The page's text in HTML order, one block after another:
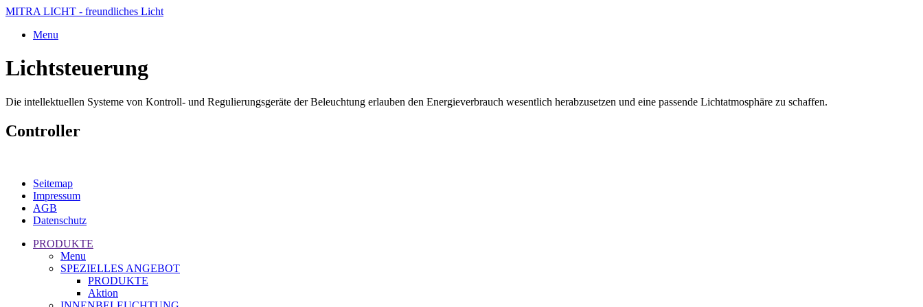
MITRA LICHT - freundliches Licht
Menu
Lichtsteuerung
Die intellektuellen Systeme von Kontroll- und Regulierungsgeräte der Beleuchtung erlauben den Energieverbrauch wesentlich herabzusetzen und eine passende Lichtatmosphäre zu schaffen.
Controller
Seitemap
Impressum
AGB
Datenschutz
PRODUKTE
Menu
SPEZIELLES ANGEBOT
PRODUKTE
Aktion